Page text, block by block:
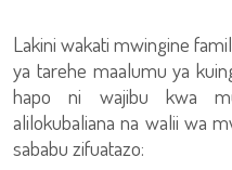
Lakini wakati mwingine
ya tarehe maalumu ya
hapo ni wajibu kwa
alilokubaliana na walii wa
sababu zifuatazo: